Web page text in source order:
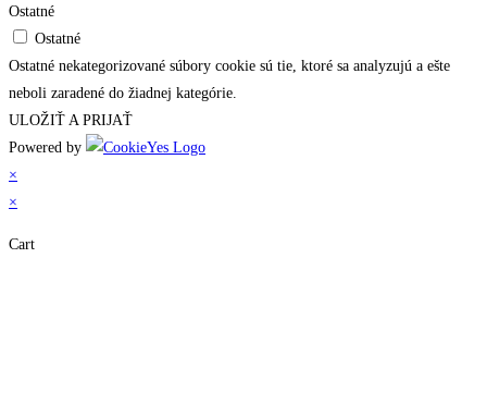
Ostatné
Ostatné
Ostatné nekategorizované súbory cookie sú tie, ktoré sa analyzujú a ešte
neboli zaradené do žiadnej kategórie.
ULOŽIŤ A PRIJAŤ
Powered by
×
×
Cart